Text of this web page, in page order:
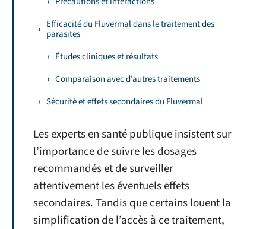
Efficacité du Fluvermal dans le traitement des
parasites
Études cliniques et résultats
Comparaison avec d’autres traitements
Sécurité et effets secondaires du Fluvermal
Les experts en santé publique insistent sur
l’importance de suivre les dosages
recommandés et de surveiller
attentivement les éventuels effets
secondaires. Tandis que certains louent la
simplification de l’accès à ce traitement,